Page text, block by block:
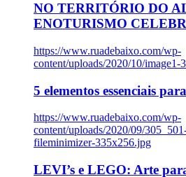
NO TERRITÓRIO DO
ENOTURISMO
https://www.ruadebaixo.com/wp-
content/uploads/2020/10/image1-
5 elementos essenciais
https://www.ruadebaixo.com/wp-
content/uploads/2020/09/
fileminimizer-335x256.jpg
LEVI’s e LEGO: Arte